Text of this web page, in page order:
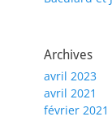
Archives
avril 2023
avril 2021
février 2021